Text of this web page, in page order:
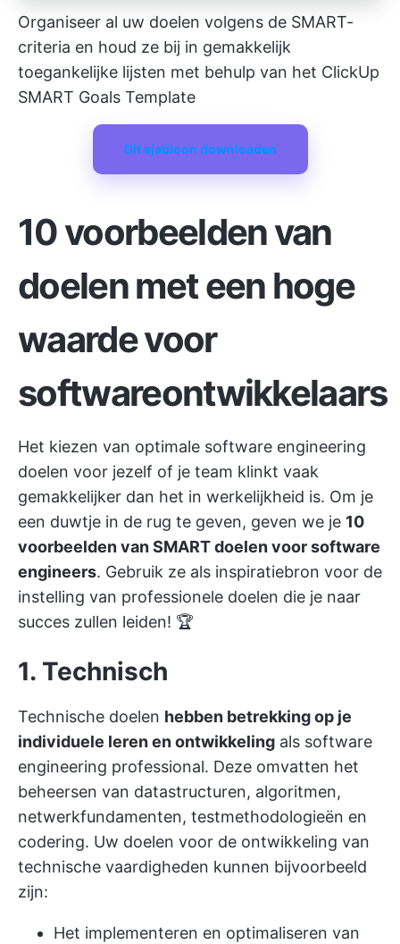
Organiseer al uw doelen volgens de SMART-
criteria en houd ze bij in gemakkelijk
toegankelijke lijsten met behulp van het ClickUp
SMART Goals Template
Dit sjabloon downloaden
10 voorbeelden van
doelen met een hoge
waarde voor
softwareontwikkelaars
Het kiezen van optimale software engineering
doelen voor jezelf of je team klinkt vaak
gemakkelijker dan het in werkelijkheid is. Om je
een duwtje in de rug te geven, geven we je 10
voorbeelden van SMART doelen voor software
engineers. Gebruik ze als inspiratiebron voor de
instelling van professionele doelen die je naar
succes zullen leiden! 🏆
1. Technisch
Technische doelen hebben betrekking op je
individuele leren en ontwikkeling als software
engineering professional. Deze omvatten het
beheersen van datastructuren, algoritmen,
netwerkfundamenten, testmethodologieën en
codering. Uw doelen voor de ontwikkeling van
technische vaardigheden kunnen bijvoorbeeld
zijn:
Het implementeren en optimaliseren van